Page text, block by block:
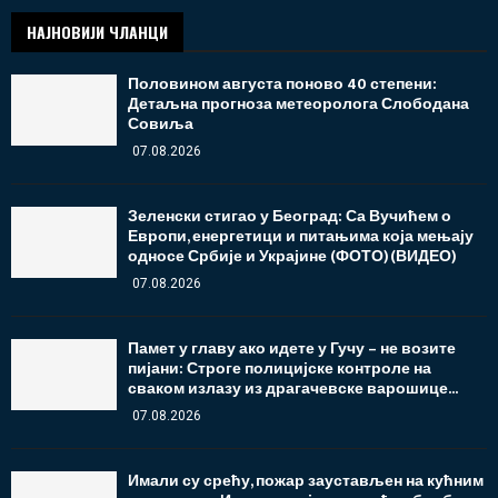
НАЈНОВИЈИ ЧЛАНЦИ
Половином августа поново 40 степени:
Детаљна прогноза метеоролога Слободана
Совиља
07.08.2026
Зеленски стигао у Београд: Са Вучићем о
Европи, енергетици и питањима која мењају
односе Србије и Украјине (ФОТО)(ВИДЕО)
07.08.2026
Памет у главу ако идете у Гучу – не возите
пијани: Строге полицијске контроле на
сваком излазу из драгачевске варошице...
07.08.2026
Имали су срећу, пожар заустављен на кућним